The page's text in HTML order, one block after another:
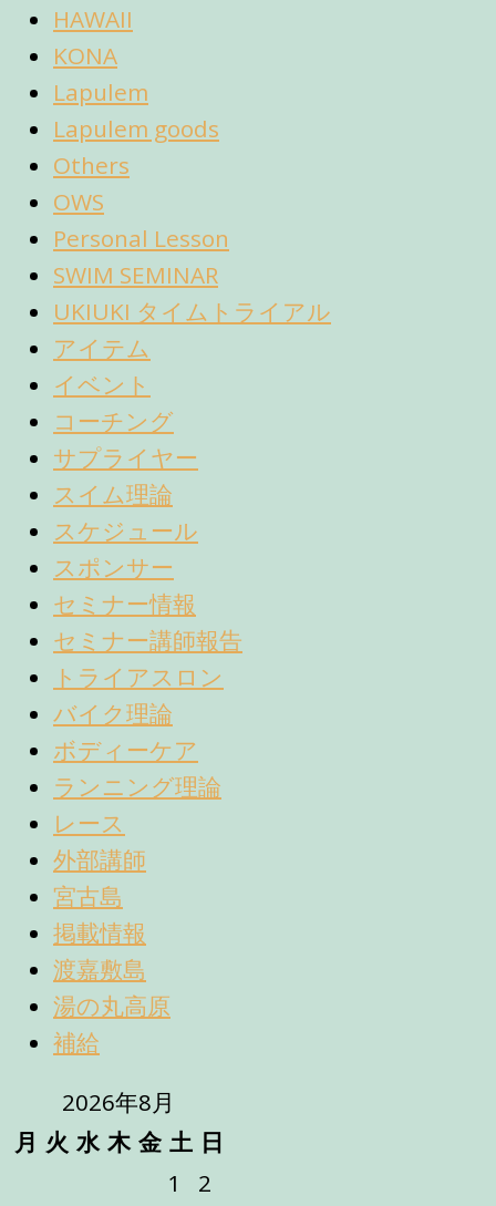
HAWAII
KONA
Lapulem
Lapulem goods
Others
OWS
Personal Lesson
SWIM SEMINAR
UKIUKI タイムトライアル
アイテム
イベント
コーチング
サプライヤー
スイム理論
スケジュール
スポンサー
セミナー情報
セミナー講師報告
トライアスロン
バイク理論
ボディーケア
ランニング理論
レース
外部講師
宮古島
掲載情報
渡嘉敷島
湯の丸高原
補給
2026年8月
月 火 水 木 金 土 日
1
2